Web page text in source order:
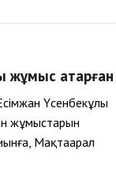
жұмыс атқарған
Үсенбекұлы
жұмыстарын
Мақтаарал